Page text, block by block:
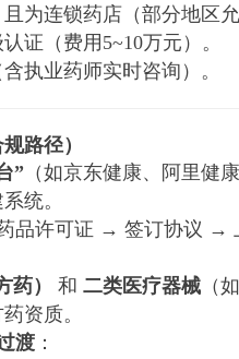
为连锁药店（部分地区允
证（费用5~10万元）。
执业药师实时咨询）。
路径）
” （如京东健康、阿里健
统。
品许可证 → 签订协议 →
药） 和 二类医疗器械 （
资质。
渡 ：